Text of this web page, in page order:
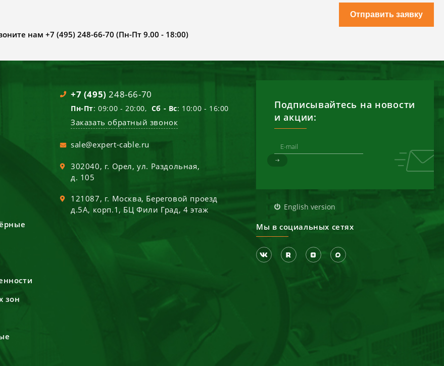
нам +7 (495) 248-66-70 (Пн-Пт 9.00 - 18:00)
Отправить заявку
зон
+7 (495) 248-66-70
Пн-Пт: 09:00 - 20:00, Сб - Вс: 10:00 - 16:00
Заказать обратный звонок
sale@expert-cable.ru
302040, г. Орел,ул. Раздольная,
д. 105
121087, г. Москва, Береговой проезд
д.5А, корп.1, БЦ Фили Град, 4 этаж
Подписывайтесь на новости
и акции:
English version
Мы в социальных сетях